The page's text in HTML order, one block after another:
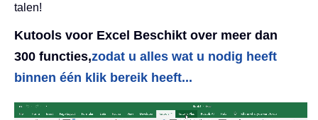
talen!
Kutools voor Excel Beschikt over meer dan
300 functies,zodat u alles wat u nodig heeft
binnen één klik bereik heeft...